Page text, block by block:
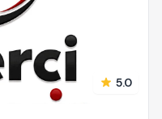
5.0